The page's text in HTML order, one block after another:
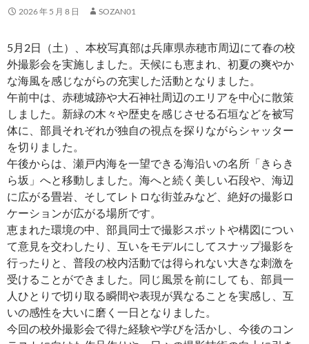
2026 年 5 月 8 日 SOZAN01
5月2日（土）、本校写真部は兵庫県赤穂市周辺にて春の校
外撮影会を実施しました。天候にも恵まれ、初夏の爽やか
な海風を感じながらの充実した活動となりました。
午前中は、赤穂城跡や大石神社周辺のエリアを中心に散策
しました。新緑の木々や歴史を感じさせる石垣などを被写
体に、部員それぞれが独自の視点を探りながらシャッター
を切りました。
午後からは、瀬戸内海を一望できる海沿いの名所「きらき
ら坂」へと移動しました。海へと続く美しい石段や、海辺
に広がる畳岩、そしてレトロな街並みなど、絶好の撮影ロ
ケーションが広がる場所です。
恵まれた環境の中、部員同士で撮影スポットや構図につい
て意見を交わしたり、互いをモデルにしてスナップ撮影を
行ったりと、普段の校内活動では得られない大きな刺激を
受けることができました。同じ風景を前にしても、部員一
人ひとりで切り取る瞬間や表現が異なることを実感し、互
いの感性を大いに磨く一日となりました。
今回の校外撮影会で得た経験や学びを活かし、今後のコン